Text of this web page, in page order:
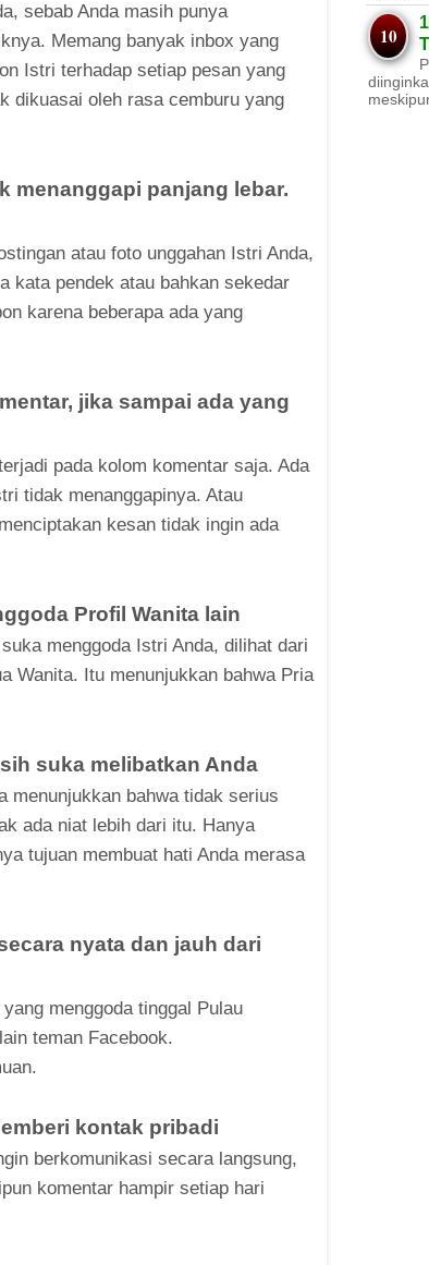
sebab Anda masih punya
Memang banyak inbox yang
Istri terhadap setiap pesan yang
dikuasai oleh rasa cemburu yang
menanggapi panjang lebar.
atau foto unggahan Istri Anda,
kata pendek atau bahkan sekedar
karena beberapa ada yang
jika sampai ada yang
pada kolom komentar saja. Ada
tidak menanggapinya. Atau
kesan tidak ingin ada
Profil Wanita lain
menggoda Istri Anda, dilihat dari
Wanita. Itu menunjukkan bahwa Pria
suka melibatkan Anda
menunjukkan bahwa tidak serius
ada niat lebih dari itu. Hanya
tujuan membuat hati Anda merasa
nyata dan jauh dari
menggoda tinggal Pulau
teman Facebook.
kontak pribadi
berkomunikasi secara langsung,
komentar hampir setiap hari